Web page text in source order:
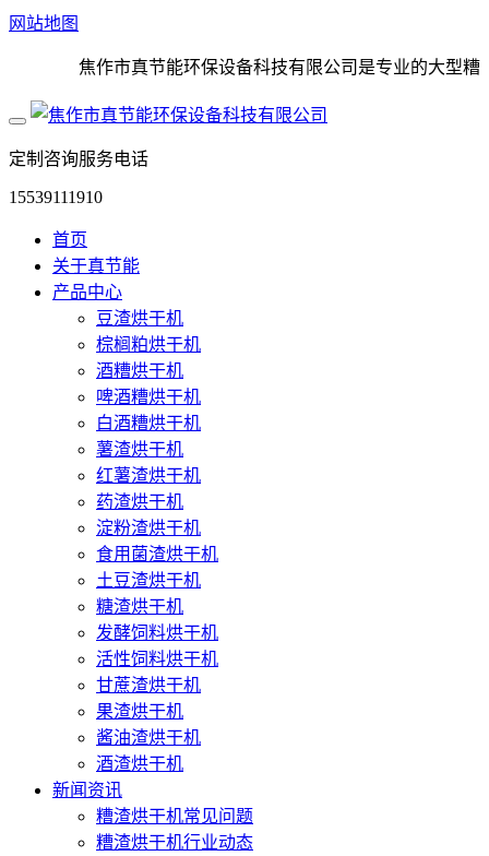
网站地图
焦作市真节能环保设备科技有限公司是专业的大型糟
定制咨询服务电话
15539111910
首页
关于真节能
产品中心
豆渣烘干机
棕榈粕烘干机
酒糟烘干机
啤酒糟烘干机
白酒糟烘干机
薯渣烘干机
红薯渣烘干机
药渣烘干机
淀粉渣烘干机
食用菌渣烘干机
土豆渣烘干机
糖渣烘干机
发酵饲料烘干机
活性饲料烘干机
甘蔗渣烘干机
果渣烘干机
酱油渣烘干机
酒渣烘干机
新闻资讯
糟渣烘干机常见问题
糟渣烘干机行业动态